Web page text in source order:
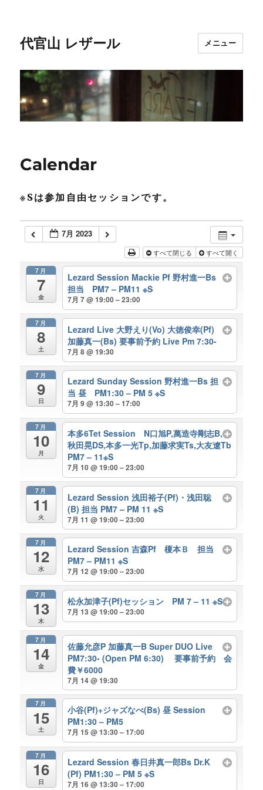
代官山 レザール メニュー
Calendar
※Sは参加自由セッションです。
7月 2023
すべて閉じる すべて開く
7月
7
金
Lezard Session Mackie Pf 野村進一Bs
担当 PM7 – PM11 ※S
7月 7 @ 19:00 – 23:00
7月
8
土
Lezard Live 大野えり(Vo) 大徳俊幸(Pf)
加藤真一(Bs) 要事前予約 Live Pm 7:30-
7月 8 @ 19:30
7月
9
日
Lezard Sunday Session 野村進一Bs 担
当 昼 PM1:30 – PM 5 ※S
7月 9 @ 13:30 – 17:00
7月
10
月
本多6Tet Session N口旭P,萬造寺剛志B,
秋田晃DS,本多一光Tp,加藤求実Ts,大友遼Tb
PM7 – 11※S
7月 10 @ 19:00 – 23:00
7月
11
火
Lezard Session 浅田裕子(Pf)・浅田聡
(B) 担当 PM7 – PM 11 ※S
7月 11 @ 19:00 – 23:00
7月
12
水
Lezard Session 吉森Pf 榎本Ｂ 担当
PM7 – PM11 ※S
7月 12 @ 19:00 – 23:00
7月
13
木
松永加津子(Pf)セッション PM 7 – 11 ※S
7月 13 @ 19:00 – 23:00
7月
14
金
佐藤允彦P 加藤真一B Super DUO Live
PM7:30- (Open PM 6:30) 要事前予約 会
費￥6000
7月 14 @ 19:30
7月
15
土
小谷(Pf)+ジャズなべ(Bs) 昼 Session
PM1:30 – PM5
7月 15 @ 13:30 – 17:00
7月
16
日
Lezard Session 春日井真一郎Bs Dr.K
(Pf) PM1:30 – PM 5 ※S
7月 16 @ 13:30 – 17:00